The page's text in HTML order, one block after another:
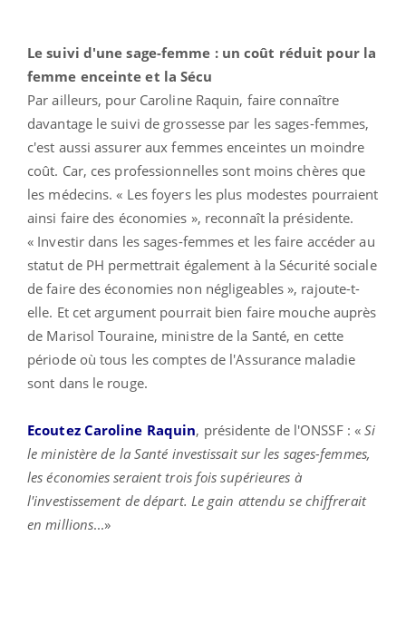
Le suivi d'une sage-femme : un coût réduit pour la
femme enceinte et la Sécu
Par ailleurs, pour Caroline Raquin, faire connaître
davantage le suivi de grossesse par les sages-femmes,
c'est aussi assurer aux femmes enceintes un moindre
coût. Car, ces professionnelles sont moins chères que
les médecins. « Les foyers les plus modestes pourraient
ainsi faire des économies », reconnaît la présidente.
« Investir dans les sages-femmes et les faire accéder au
statut de PH permettrait également à la Sécurité sociale
de faire des économies non négligeables », rajoute-t-
elle. Et cet argument pourrait bien faire mouche auprès
de Marisol Touraine, ministre de la Santé, en cette
période où tous les comptes de l'Assurance maladie
sont dans le rouge.
Ecoutez Caroline Raquin, présidente de l'ONSSF : «Si
le ministère de la Santé investissait sur les sages-femmes,
les économies seraient trois fois supérieures à
l'investissement de départ. Le gain attendu se chiffrerait
en millions...»